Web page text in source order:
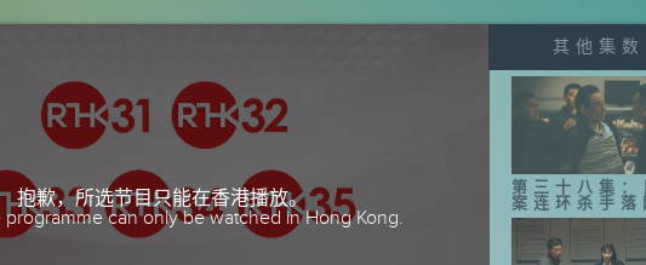
抱歉，所选节目只能在香港播放。
programme can only be watched in Hong Kong.
其他集数
第三十八集：
案连环杀手落